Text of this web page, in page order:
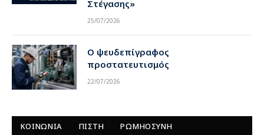
Στέγασης»
25/07/2026
Ο ψευδεπίγραφος
προστατευτισμός
22/07/2026
ΚΟΙΝΩΝΙΑ ΠΙΣΤΗ ΡΩΜΗΟΣΥΝΗ